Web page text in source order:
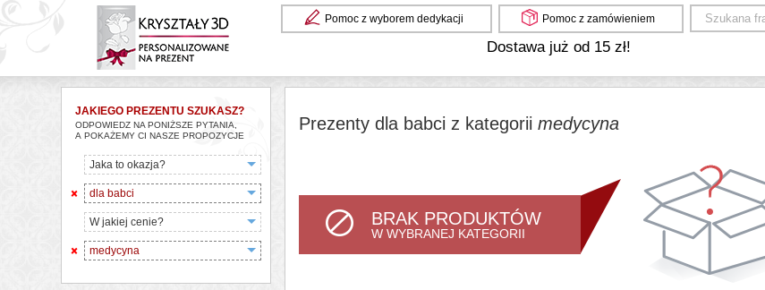
Pomoc z wyborem dedykacji Pomoc z zamówieniem
Dostawa już od 15 zł!
JAKIEGO PREZENTU SZUKASZ?
ODPOWIEDZ NA PONIŻSZE PYTANIA,
A POKAŻEMY CI NASZE PROPOZYCJE
Jaka to okazja?
dla babci
W jakiej cenie?
medycyna
Prezenty dla babci z kategorii medycyna
BRAK PRODUKTÓW
W WYBRANEJ KATEGORII